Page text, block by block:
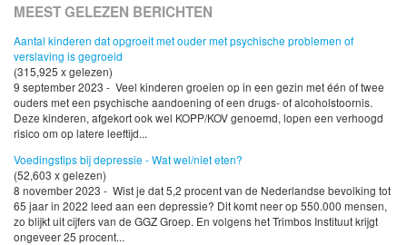
MEEST GELEZEN BERICHTEN
Aantal kinderen dat opgroeit met ouder met psychische problemen of
verslaving is gegroeid
(315,925 x gelezen)
9 september 2023 - Veel kinderen groeien op in een gezin met één of twee
ouders met een psychische aandoening of een drugs- of alcoholstoornis.
Deze kinderen, afgekort ook wel KOPP/KOV genoemd, lopen een verhoogd
risico om op latere leeftijd...
Voedingstips bij depressie - Wat wel/niet eten?
(52,603 x gelezen)
8 november 2023 - Wist je dat 5,2 procent van de Nederlandse bevolking tot
65 jaar in 2022 leed aan een depressie? Dit komt neer op 550.000 mensen,
zo blijkt uit cijfers van de GGZ Groep. En volgens het Trimbos Instituut krijgt
ongeveer 25 procent...